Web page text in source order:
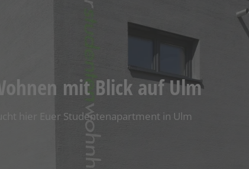
mit Blick auf Ulm
hier Euer Studentenapartment in Ulm